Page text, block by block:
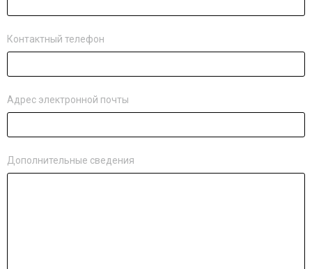
Контактный телефон
Адрес электронной почты
Дополнительные сведения